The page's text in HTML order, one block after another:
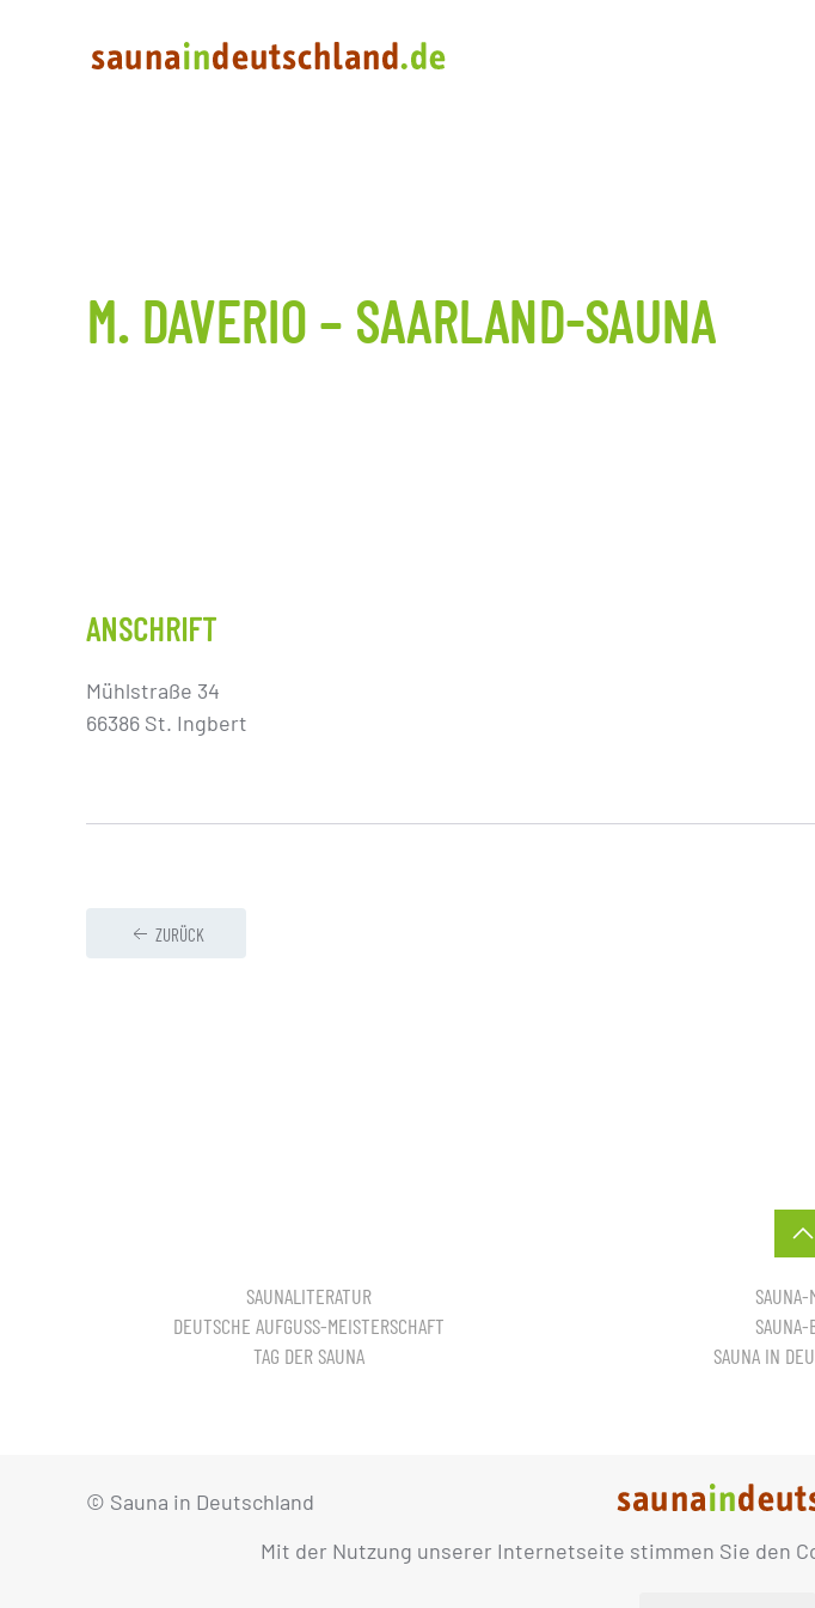
Mit der Nutzung unserer Internetseite stimmen Sie den
M. DAVERIO – SAARLAND-SAUNA
ANSCHRIFT
Mühlstraße 34
66386 St. Ingbert
ZURÜCK
SAUNALITERATUR
DEUTSCHE AUFGUSS-MEISTERSCHAFT
TAG DER SAUNA
SAUNA-
SAUNA-
SAUNA IN
© Sauna in Deutschland